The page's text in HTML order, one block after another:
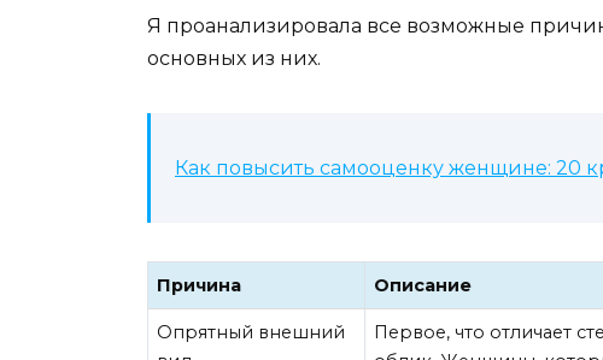
Я проанализировала все возможные
основных из них.
Как повысить самооценку женщине: 20
Причина Описание
Опрятный внешний
Первое, что отличает